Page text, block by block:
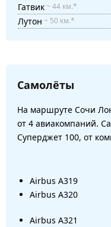
Гатвик~ 44 км.*
Лутон ~ 50 км.*
Самолёты
На маршруте Сочи
от 4 авиакомпаний.
Суперджет 100, от
Airbus A319
Airbus A320
Airbus A321